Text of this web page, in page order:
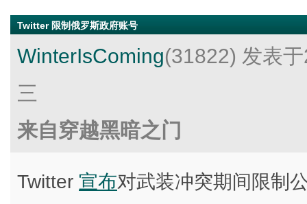
Twitter 限制俄罗斯政府账号
WinterIsComing(31822) 发表
三
来自穿越黑暗之门
Twitter 宣布对武装冲突期间限制